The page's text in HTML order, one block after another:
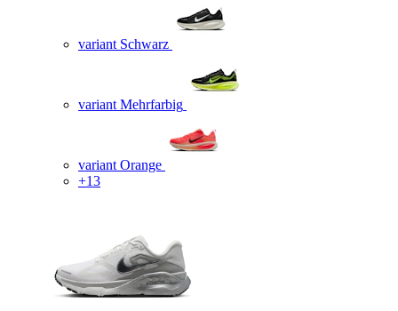
variant Schwarz
variant Mehrfarbig
variant Orange
+13